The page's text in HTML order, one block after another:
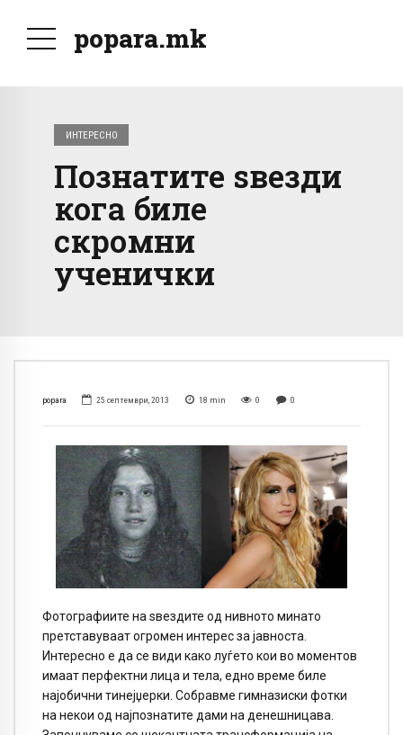
popara.mk
ИНТЕРЕСНО
Познатите ѕвезди
кога биле
скромни
ученички
popara 25 септември, 2013 18 min 0 0
Фотографиите на ѕвездите од нивното минато
претставуваат огромен интерес за јавноста.
Интересно е да се види како луѓето кои во моментов
имаат перфектни лица и тела, едно време биле
најобични тинејџерки. Собравме гимназиски фотки
на некои од најпознатите дами на денешницава.